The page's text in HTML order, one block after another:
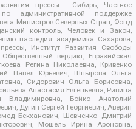
прессы - Сибирь, Частное
административной поддержке
Министров Северных Стран, Фонд
контроль, Человек и Закон,
наследия академика Сахарова,
Институт Развития Свободы
вердикт, Евразийская
Регина Николаевна, Кривенко
Павел Юрьевич, Шнырова Ольга
Сидорович Ольга Борисовна,
Анастасия Евгеньевна, Ривина
Бойко Анатолий
Дугин Сергей Георгиевич, Аверин
Бекханович, Шевченко Дмитрий
Мошель Ирина Ароновна,